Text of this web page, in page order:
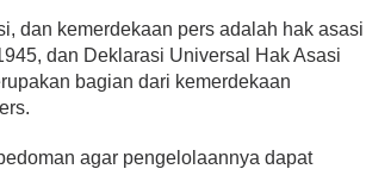
dan kemerdekaan pers adalah hak asasi
dan Deklarasi Universal Hak Asasi
bagian dari kemerdekaan
agar pengelolaannya dapat